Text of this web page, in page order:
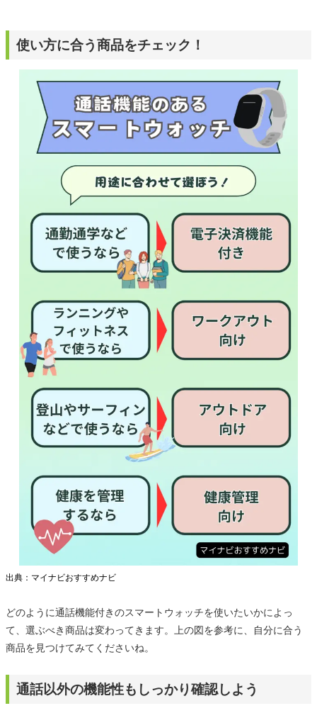
使い方に合う商品をチェック！
出典：マイナビおすすめナビ
どのように通話機能付きのスマートウォッチを使いたいかによっ
て、選ぶべき商品は変わってきます。上の図を参考に、自分に合う
商品を見つけてみてくださいね。
通話以外の機能性もしっかり確認しよう